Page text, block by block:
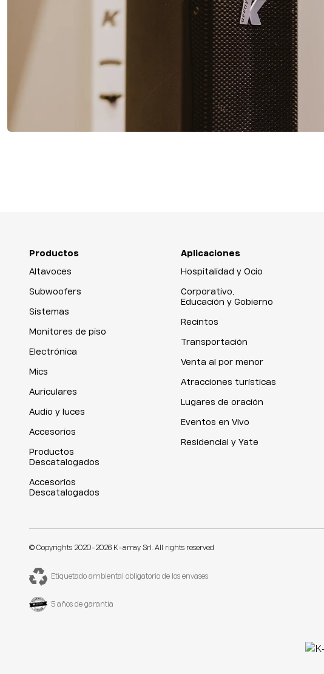
Productos
Altavoces
Subwoofers
Sistemas
Monitores de piso
Electrónica
Mics
Auriculares
Audio y luces
Accesorios
Productos
Descatalogados
Accesorios
Descatalogados
Aplicaciones
Hospitalidad y Ocio
Corporativo,
Educación y Gobierno
Recintos
Transportación
Venta al por menor
Atracciones turísticas
Lugares de oración
Eventos en Vivo
Residencial y Yate
© Copyrights 2020-2026 K-array Srl. All rights reserved
Etiquetado ambiental obligatorio de los envases
5 años de garantía